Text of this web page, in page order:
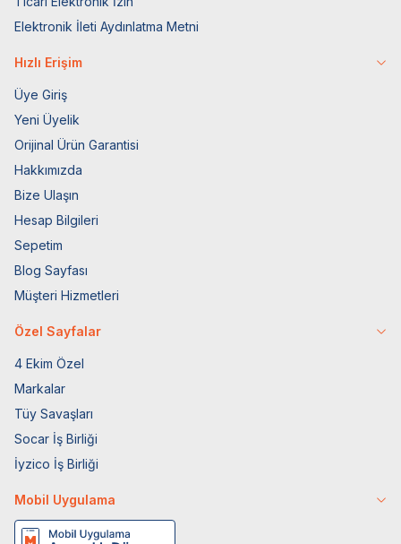
Elektronik İleti Aydınlatma Metni
Hızlı Erişim
Üye Giriş
Yeni Üyelik
Orijinal Ürün Garantisi
Hakkımızda
Bize Ulaşın
Hesap Bilgileri
Sepetim
Blog Sayfası
Müşteri Hizmetleri
Özel Sayfalar
4 Ekim Özel
Markalar
Tüy Savaşları
Socar İş Birliği
İyzico İş Birliği
Mobil Uygulama